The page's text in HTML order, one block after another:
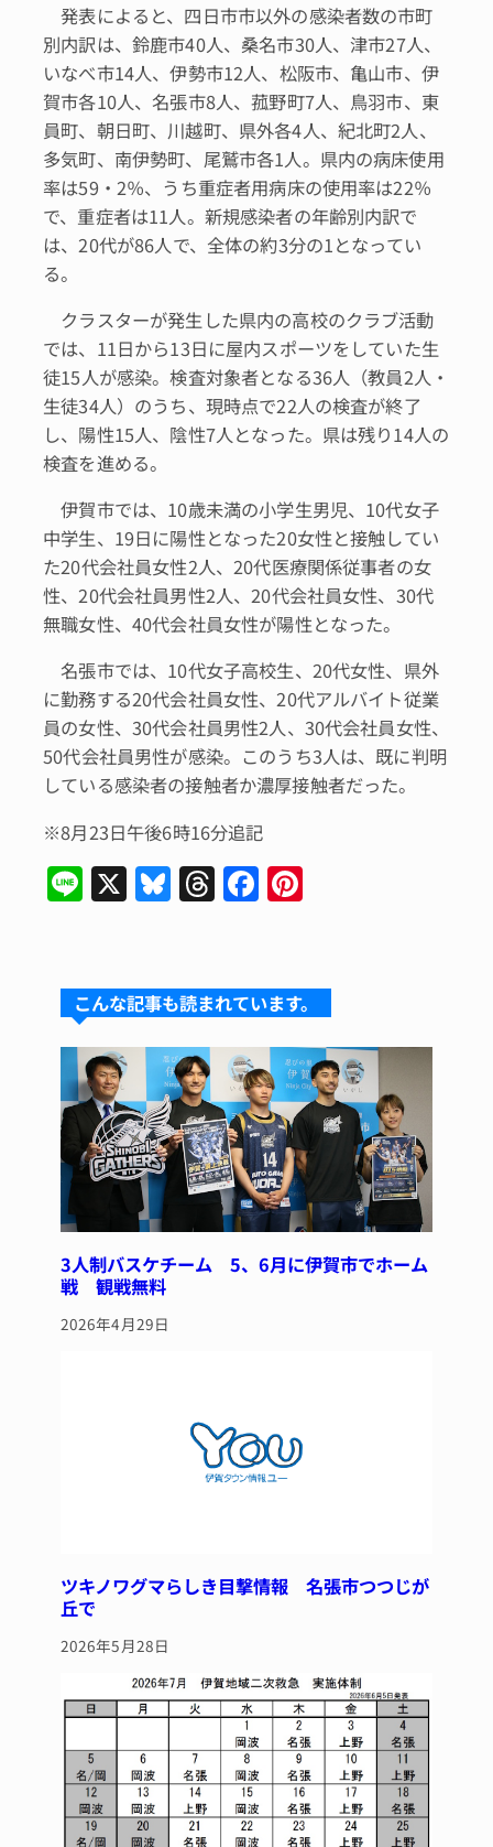
発表によると、四日市市以外の感染者数の市町
別内訳は、鈴鹿市40人、桑名市30人、津市27人、
いなべ市14人、伊勢市12人、松阪市、亀山市、伊
賀市各10人、名張市8人、菰野町7人、鳥羽市、東
員町、朝日町、川越町、県外各4人、紀北町2人、
多気町、南伊勢町、尾鷲市各1人。県内の病床使用
率は59・2％、うち重症者用病床の使用率は22％
で、重症者は11人。新規感染者の年齢別内訳で
は、20代が86人で、全体の約3分の1となってい
る。
クラスターが発生した県内の高校のクラブ活動
では、11日から13日に屋内スポーツをしていた生
徒15人が感染。検査対象者となる36人（教員2人・
生徒34人）のうち、現時点で22人の検査が終了
し、陽性15人、陰性7人となった。県は残り14人の
検査を進める。
伊賀市では、10歳未満の小学生男児、10代女子
中学生、19日に陽性となった20女性と接触してい
た20代会社員女性2人、20代医療関係従事者の女
性、20代会社員男性2人、20代会社員女性、30代
無職女性、40代会社員女性が陽性となった。
名張市では、10代女子高校生、20代女性、県外
に勤務する20代会社員女性、20代アルバイト従業
員の女性、30代会社員男性2人、30代会社員女性、
50代会社員男性が感染。このうち3人は、既に判明
している感染者の接触者か濃厚接触者だった。
※8月23日午後6時16分追記
Li
n
X Bl
u
s
k
y
T
hr
a
d
s
F
a
e
b
o
o
k
re
st
こんな記事も読まれています。
3人制バスケチーム 5、6月に伊賀市でホーム
戦 観戦無料
2026年4月29日
ツキノワグマらしき目撃情報 名張市つつじが
丘で
2026年5月28日